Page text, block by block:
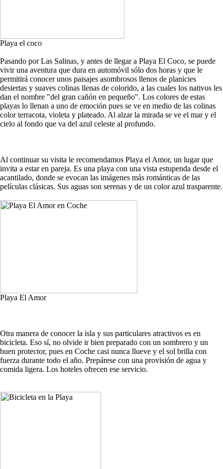
Playa el coco
Pasando por Las Salinas, y antes de llegar a Playa El Coco, se puede
vivir una aventura que dura en automóvil sólo dos horas y que le
permitirá conocer unos paisajes asombrosos llenos de planicies
desiertas y suaves colinas llenas de colorido, a las cuales los nativos les
dan el nombre "del gran cañón en pequeño". Los colores de estas
playas lo llenan a uno de emoción pues se ve en medio de las colinas
color terracota, violeta y plateado. Al alzar la mirada se ve el mar y el
cielo al fondo que va del azul celeste al profundo.
Al continuar su visita le recomendamos Playa el Amor, un lugar que
invita a estar en pareja. Es una playa con una vista estupenda desde el
acantilado, donde se evocan las imágenes más románticas de las
películas clásicas. Sus aguas son serenas y de un color azul trasparente.
Playa El Amor
Otra manera de conocer la isla y sus particulares atractivos es en
bicicleta. Eso sí, no olvide ir bien preparado con un sombrero y un
buen protector, pues en Coche casi nunca llueve y el sol brilla con
fuerza durante todo el año. Prepárese con una provisión de agua y
comida ligera. Los hoteles ofrecen ese servicio.